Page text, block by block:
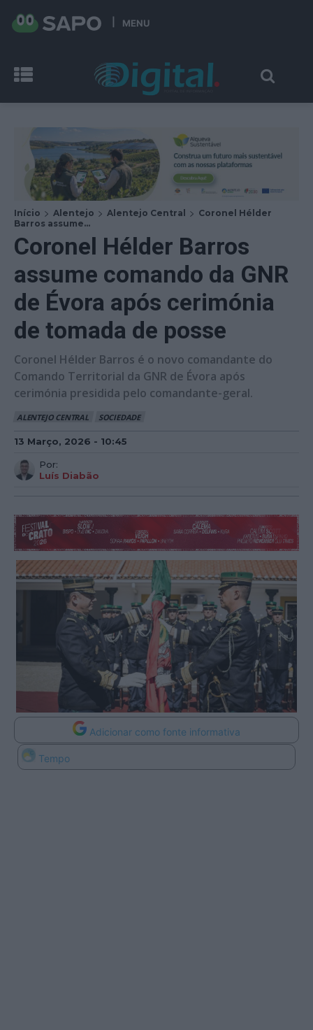
MENU
Início Alentejo Alentejo Central
Coronel Hélder
Barros assume...
Coronel Hélder Barros
assume comando da GNR
de Évora após cerimónia
de tomada de posse
Coronel Hélder Barros é o novo comandante do
Comando Territorial da GNR de Évora após
cerimónia presidida pelo comandante-geral.
ALENTEJO CENTRAL SOCIEDADE
13 Março, 2026 - 10:45
Por:
Luís Diabão
Adicionar como fonte informativa
Tempo